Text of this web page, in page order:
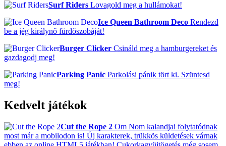
Surf Riders Lovagold meg a hullámokat!
Ice Queen Bathroom Deco Rendezd
be a jég királynő fürdőszobáját!
Burger Clicker Csináld meg a hamburgereket és
gazdagodj meg!
Parking Panic Parkolási pánik tört ki. Szüntesd
meg!
Kedvelt játékok
Cut the Rope 2 Om Nom kalandjai folytatódnak
most már a mobilodon is! Új karakterek, trükkös küldetések várnak